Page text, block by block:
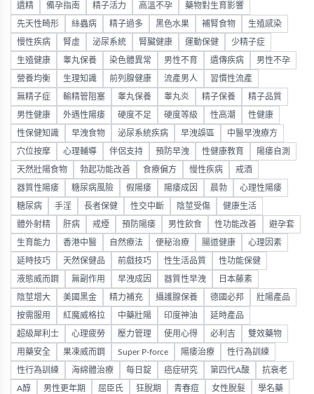
遺精 備孕指南 精子活力 高溫不孕 藥物對生育影響
先天性畸形 絲蟲病 精子過多 黑色水果 補腎食物 生殖感染
慢性疾病 腎虛 泌尿系統 腎臟健康 運動保健 少精子症
生殖健康 睾丸保養 染色體異常 男性不育 遺傳疾病 男性不孕
營養均衡 生理知識 前列腺健康 流產男人 習慣性流產
無精子症 輸精管阻塞 睾丸保養 睾丸炎 精子保養 精子品質
男性健康 外遇性陽痿 硬度不足 硬度等級 性高潮 性健康
性保健知識 早洩食物 泌尿系統疾病 早洩誤區 中醫早洩療方
穴位按摩 心理輔導 伴侶支持 預防早洩 性健康教育 陽痿自測
天然壯陽食物 勃起功能改善 食療偏方 慢性疾病 戒酒
器質性陽痿 糖尿病風險 假陽痿 陽痿成因 晨勃 心理性陽痿
糖尿病 手淫 長者保健 性交中斷 陰莖受傷 健康生活
體外射精 肝病 戒煙 預防陽痿 男性飲食 性功能改善 避孕套
生育能力 香港中醫 自然療法 便秘治療 腸道健康 心理因素
延時技巧 天然保健品 前戲技巧 性生活品質 性功能保健
液態威而鋼 無副作用 早洩成因 器質性早洩 日本藤素
陰莖增大 美國黑金 精力補充 攝護腺保養 德國必邦 壯陽產品
按需服用 紅魔威格拉 中藥壯陽 印度神油 延時產品
超級犀利士 心理疲勞 壓力管理 使用心得 必利吉 雙效藥物
用藥安全 果凍威而鋼 Super P-force 陽痿治療 性行為訓練
性行為訓練 海綿體治療 每日錠 癌症研究 第四代A酸 抗衰老
A醇 男性更年期 屈臣氏 狂脫期 青春痘 女性脫髮 學名藥